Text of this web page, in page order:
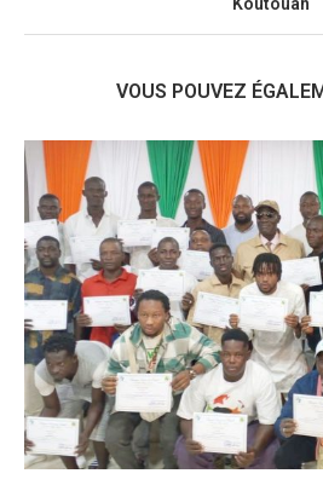
Koutouan
VOUS POUVEZ